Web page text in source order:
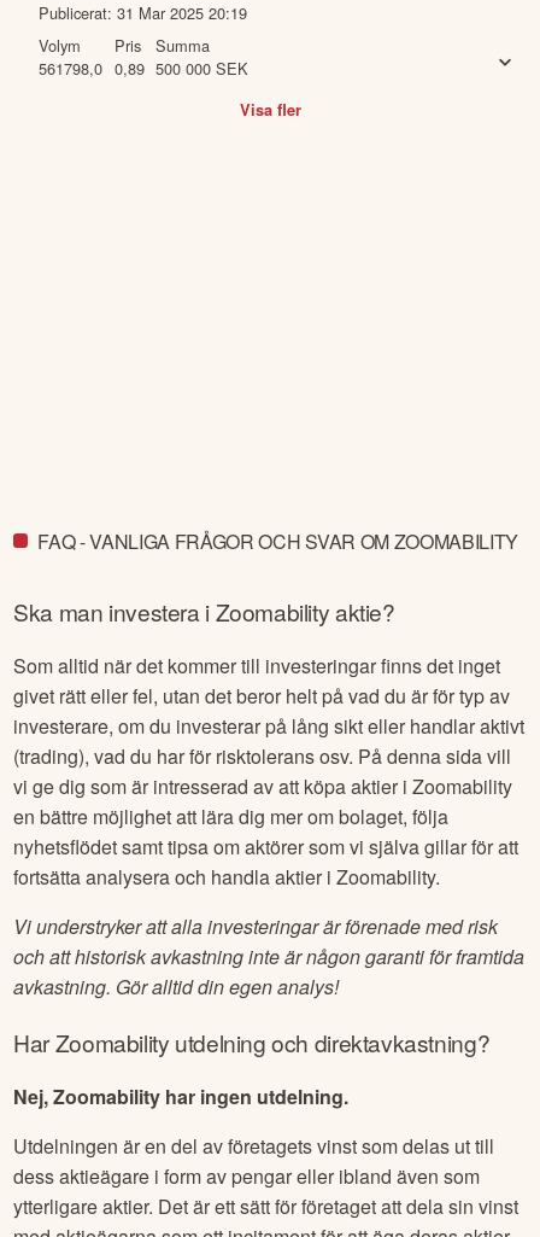
Publicerat:31 Mar 2025 20:19
Volym
561798,0
Pris
0,89
Summa
500 000 SEK
Visa fler
FAQ - VANLIGA FRÅGOR OCH SVAR OM ZOOMABILITY
Ska man investera iZoomabilityaktie?
Som alltid när det kommer till investeringar finns det inget
givet rätt eller fel, utan det beror helt på vad du är för typ av
investerare, om du investerar på lång sikt eller handlar aktivt
(trading), vad du har för risktolerans osv. På denna sida vill
vi ge dig som är intresserad av att köpa aktier iZoomability
en bättre möjlighet att lära dig mer om bolaget, följa
nyhetsflödet samt tipsa om aktörer som vi själva gillar för att
fortsätta analysera och handla aktier iZoomability.
Vi understryker att alla investeringar är förenade med risk
och att historisk avkastning inte är någon garanti för framtida
avkastning. Gör alltid din egen analys!
HarZoomability utdelning och direktavkastning?
Nej, Zoomability har ingen utdelning.
Utdelningen är en del av företagets vinst som delas ut till
dess aktieägare i form av pengar eller ibland även som
ytterligare aktier. Det är ett sätt för företaget att dela sin vinst